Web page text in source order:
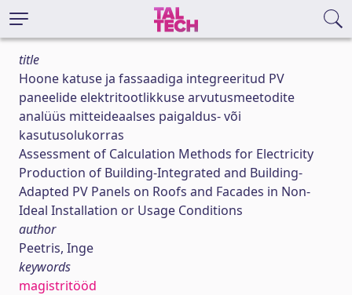
title
Hoone katuse ja fassaadiga integreeritud PV
paneelide elektritootlikkuse arvutusmeetodite
analüüs mitteideaalses paigaldus- või
kasutusolukorras
Assessment of Calculation Methods for Electricity
Production of Building-Integrated and Building-
Adapted PV Panels on Roofs and Facades in Non-
Ideal Installation or Usage Conditions
author
Peetris, Inge
keywords
magistritööd